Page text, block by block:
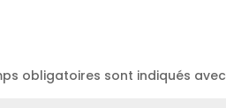
obligatoires sont indiqués avec